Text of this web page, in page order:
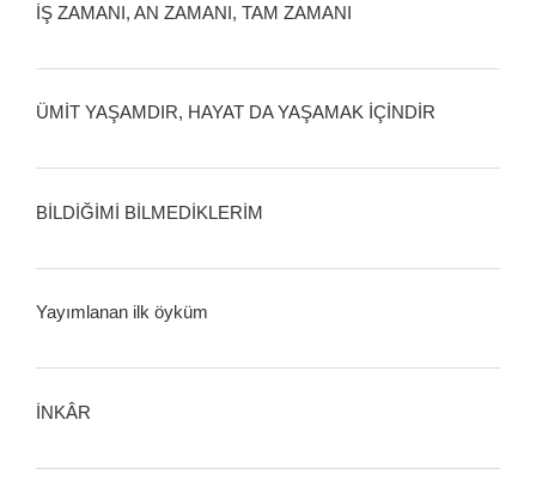
İŞ ZAMANI, AN ZAMANI, TAM ZAMANI
ÜMİT YAŞAMDIR, HAYAT DA YAŞAMAK İÇİNDİR
BİLDİĞİMİ BİLMEDİKLERİM
Yayımlanan ilk öyküm
İNKÂR